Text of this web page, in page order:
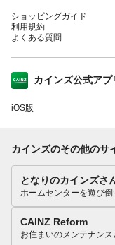
ショッピングガイド
利用規約
よくある質問
カインズ公式アプ
iOS版
カインズのその他のサ
となりのカインズさ
ホームセンターを遊び倒
CAINZ Reform
お住まいのメンテナン